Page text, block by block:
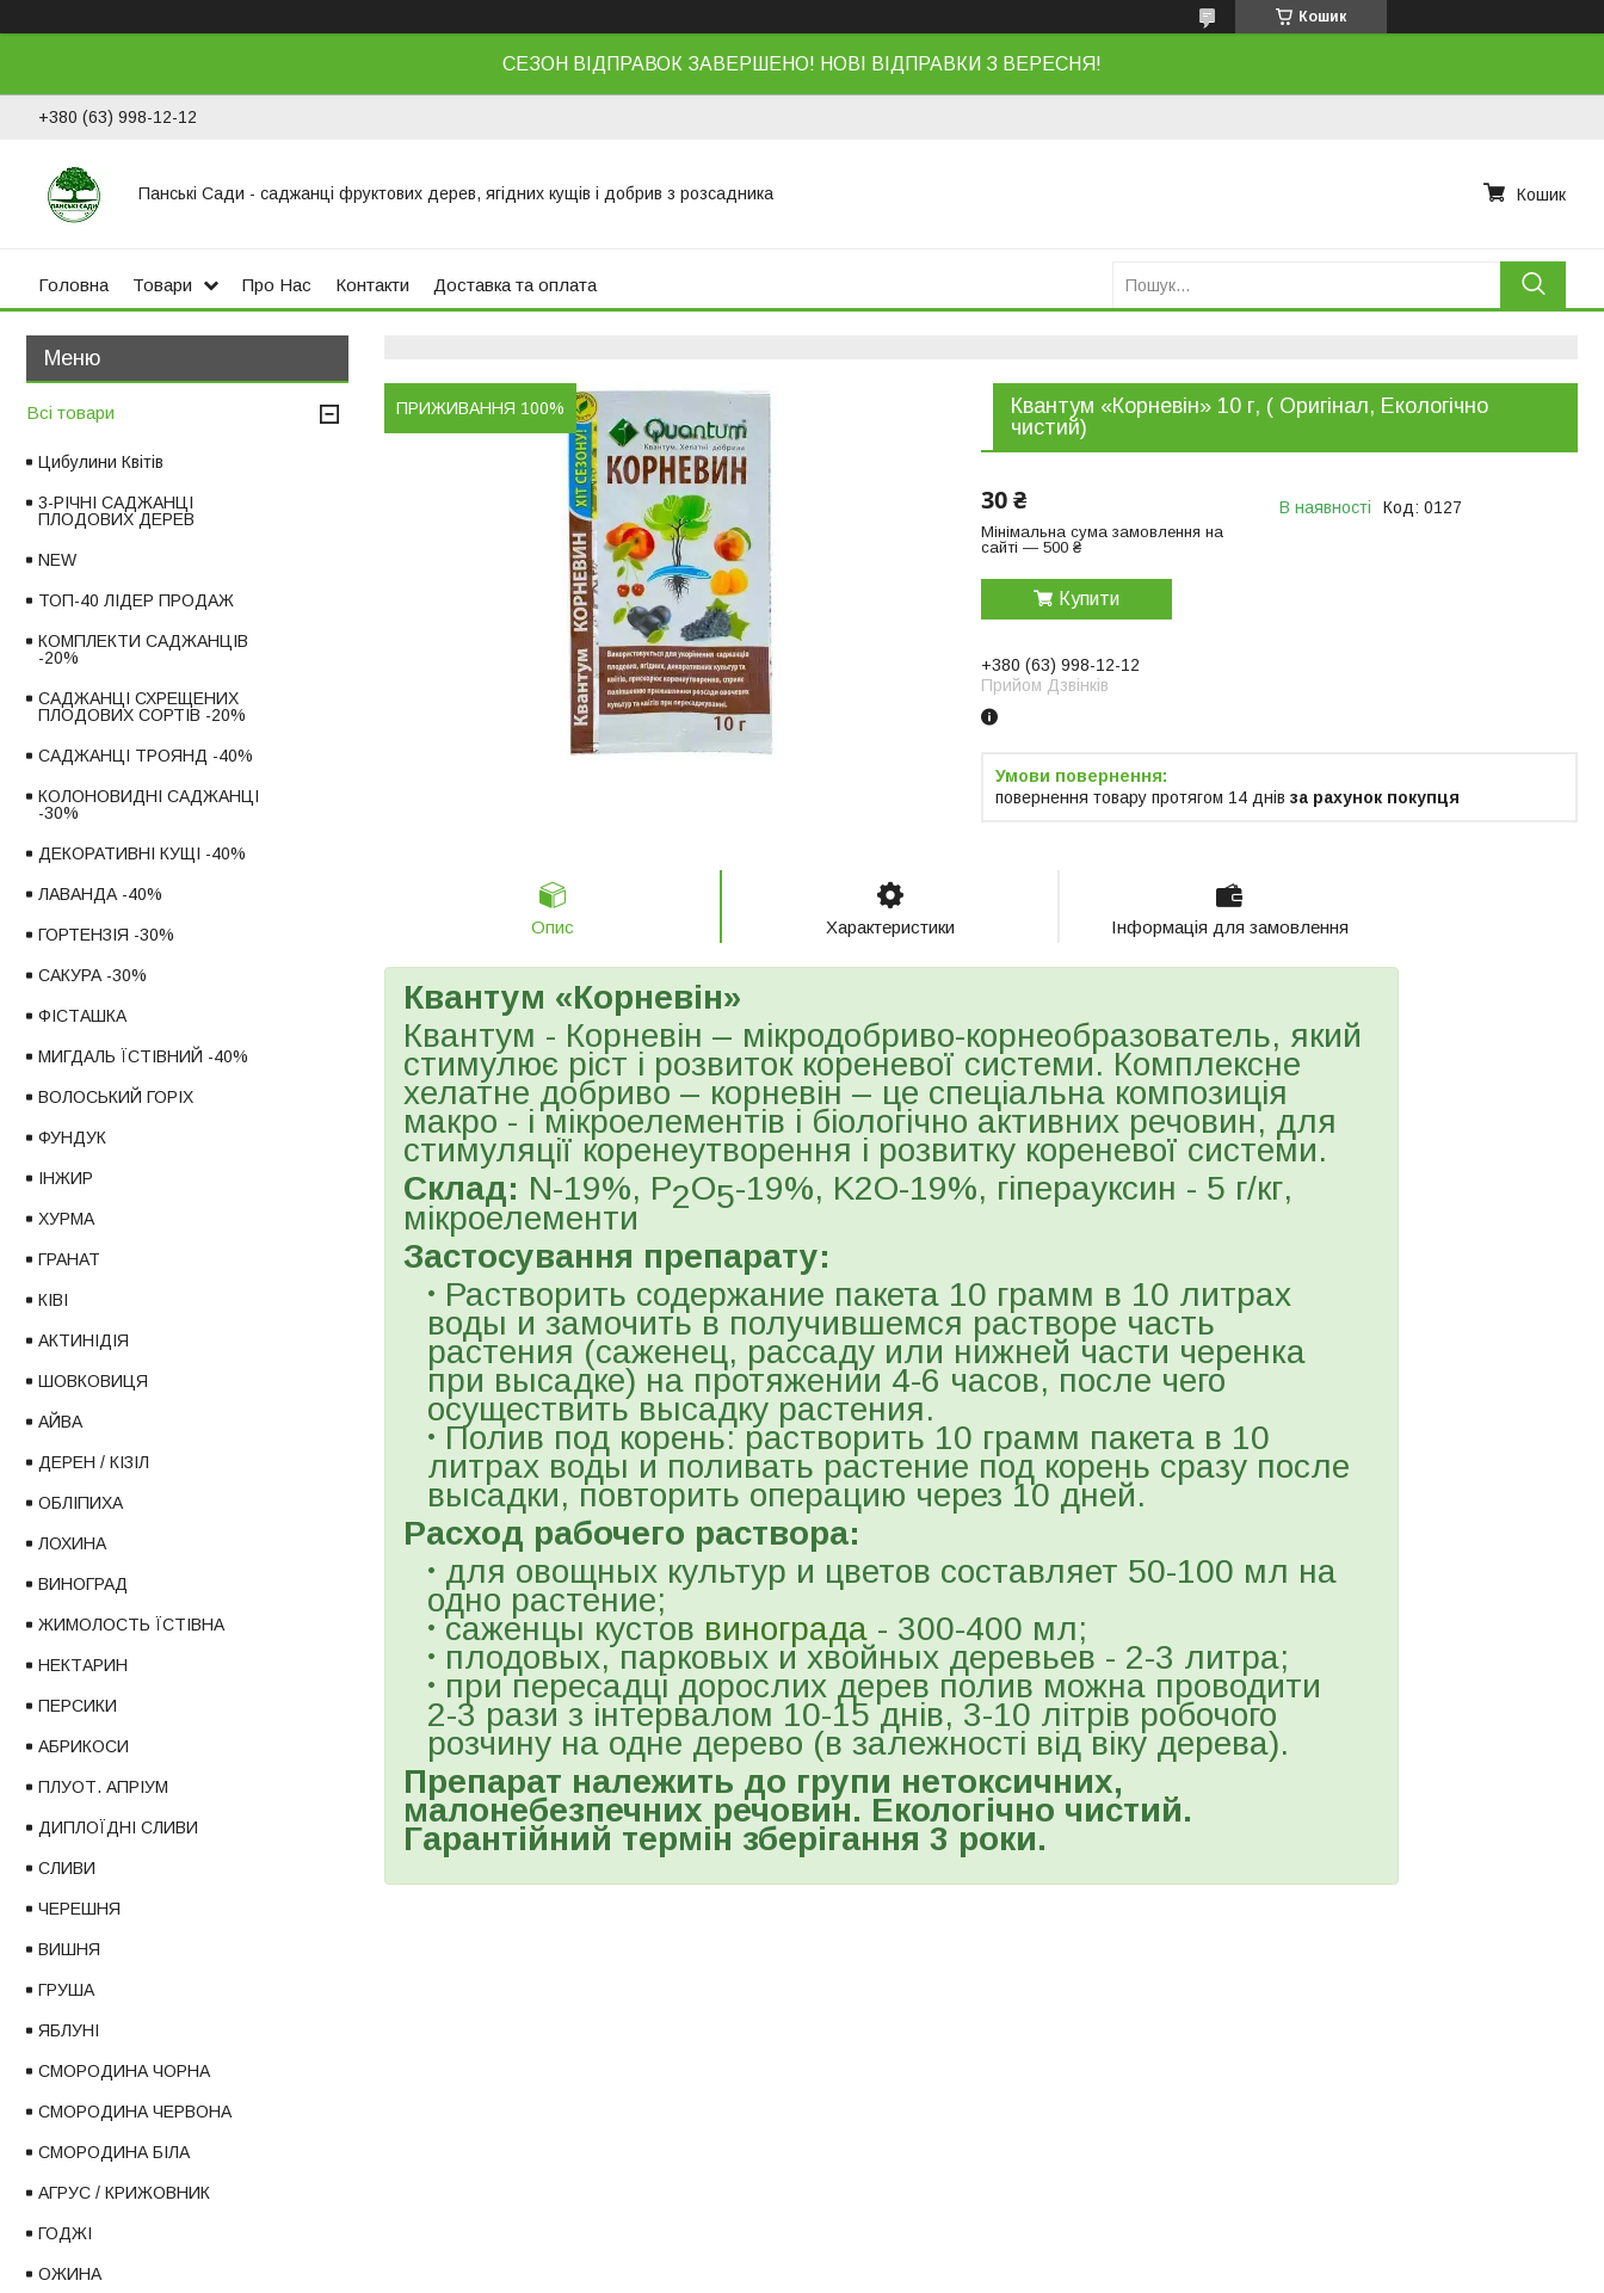
Кошик
СЕЗОН ВІДПРАВОК ЗАВЕРШЕНО! НОВІ ВІДПРАВКИ З ВЕРЕСНЯ!
+380 (63) 998-12-12
Панські Сади - саджанці фруктових дерев, ягідних кущів і добрив з розсадника Кошик
Головна Товари Про Нас Контакти Доставка та оплата
ПРИЖИВАННЯ 100%
Квантум «Корневін» 10 г, ( Оригінал, Екологічно
чистий)
30 ₴
Мінімальна сума замовлення на
сайті — 500 ₴
В наявності Код: 0127
Купити
+380 (63) 998-12-12
Прийом Дзвінків
повернення товару протягом 14 днів за рахунок покупця
Опис Характеристики Інформація для замовлення
Квантум «Корневін»
Квантум - Корневін – мікродобриво-корнеобразователь, який
стимулює ріст і розвиток кореневої системи. Комплексне
хелатне добриво – корневін – це спеціальна композиція
макро - і мікроелементів і біологічно активних речовин, для
стимуляції коренеутворення і розвитку кореневої системи.
Склад: N-19%, P2O5-19%, K2O-19%, гіперауксин - 5 г/кг,
мікроелементи
Застосування препарату:
Растворить содержание пакета 10 грамм в 10 литрах
воды и замочить в получившемся растворе часть
растения (саженец, рассаду или нижней части черенка
при высадке) на протяжении 4-6 часов, после чего
осуществить высадку растения.
Полив под корень: растворить 10 грамм пакета в 10
литрах воды и поливать растение под корень сразу после
высадки, повторить операцию через 10 дней.
Расход рабочего раствора:
для овощных культур и цветов составляет 50-100 мл на
одно растение;
саженцы кустов винограда - 300-400 мл;
плодовых, парковых и хвойных деревьев - 2-3 литра;
при пересадці дорослих дерев полив можна проводити
2-3 рази з інтервалом 10-15 днів, 3-10 літрів робочого
розчину на одне дерево (в залежності від віку дерева).
Препарат належить до групи нетоксичних,
малонебезпечних речовин. Екологічно чистий.
Гарантійний термін зберігання 3 роки.
Всі товари
Цибулини Квітів
3-РІЧНІ САДЖАНЦІ
ПЛОДОВИХ ДЕРЕВ
NEW
ТОП-40 ЛІДЕР ПРОДАЖ
КОМПЛЕКТИ САДЖАНЦІВ
-20%
САДЖАНЦІ СХРЕЩЕНИХ
ПЛОДОВИХ СОРТІВ -20%
САДЖАНЦІ ТРОЯНД -40%
КОЛОНОВИДНІ САДЖАНЦІ
-30%
ДЕКОРАТИВНІ КУЩІ -40%
ЛАВАНДА -40%
ГОРТЕНЗІЯ -30%
САКУРА -30%
ФІСТАШКА
МИГДАЛЬ ЇСТІВНИЙ -40%
ВОЛОСЬКИЙ ГОРІХ
ФУНДУК
ІНЖИР
ХУРМА
ГРАНАТ
КІВІ
АКТИНІДІЯ
ШОВКОВИЦЯ
АЙВА
ДЕРЕН / КІЗІЛ
ОБЛІПИХА
ЛОХИНА
ВИНОГРАД
ЖИМОЛОСТЬ ЇСТІВНА
НЕКТАРИН
ПЕРСИКИ
АБРИКОСИ
ПЛУОТ. АПРІУМ
ДИПЛОЇДНІ СЛИВИ
СЛИВИ
ЧЕРЕШНЯ
ВИШНЯ
ГРУША
ЯБЛУНІ
СМОРОДИНА ЧОРНА
СМОРОДИНА ЧЕРВОНА
СМОРОДИНА БІЛА
АГРУС / КРИЖОВНИК
ГОДЖІ
ОЖИНА